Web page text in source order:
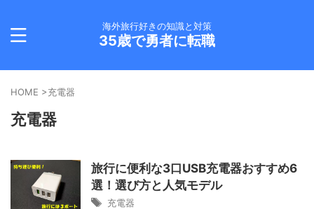
海外旅行好きの知識と対策
35歳で勇者に転職
HOME >充電器
充電器
旅行に便利な3口USB充電器おすすめ6
選！選び方と人気モデル
充電器